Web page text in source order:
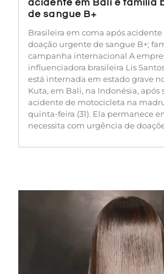
acidente em Bali e família
de sangue B+
Brasileira em coma após
doação urgente de sangue B+;
campanha internacional A
influenciadora brasileira Lis
está internada em estado grave
Kuta, em Bali, na Indonésia, após
acidente de motocicleta na
quinta-feira (31). Ela permanece
necessita com urgência de